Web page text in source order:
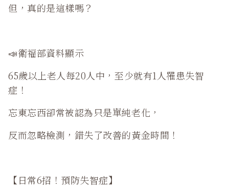
但，真的是這樣嗎？
📣衛福部資料顯示
65歲以上老人每20人中，至少就有1人罹患失智
症！
忘東忘西卻常被認為只是單純老化，
反而忽略檢測，錯失了改善的黃金時間！
【日常6招！預防失智症】